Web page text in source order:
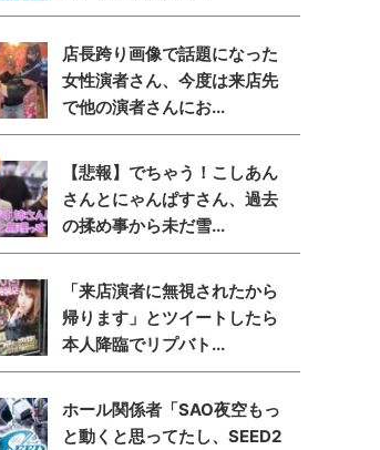
店長跨り画像で話題になった
女性演者さん、今度は来店先
で他の演者さんにお...
【悲報】でちゃう！こしあん
さんとにゃんぱすさん、過去
の揉め事から未だ雪...
「来店演者に無視されたから
帰ります」とツイートしたら
本人降臨でリプバト...
ホール関係者「SAO夜空もっ
と動くと思ってたし、SEED2